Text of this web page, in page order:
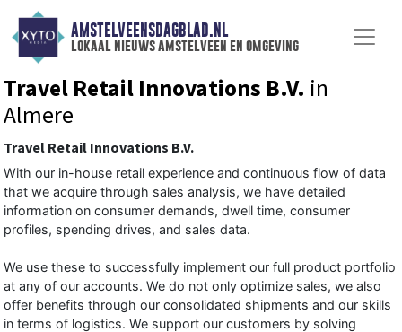
AMSTELVEENSDAGBLAD.NL
lokaal nieuws amstelveen en omgeving
Travel Retail Innovations B.V. in
Almere
Travel Retail Innovations B.V.
With our in-house retail experience and continuous flow of data
that we acquire through sales analysis, we have detailed
information on consumer demands, dwell time, consumer
profiles, spending drives, and sales data.
We use these to successfully implement our full product portfolio
at any of our accounts. We do not only optimize sales, we also
offer benefits through our consolidated shipments and our skills
in terms of logistics. We support our customers by solving